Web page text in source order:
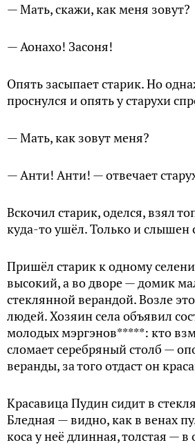
— Мать, скажи, как меня зовут?
— Аонахо! Засоня!
Опять засыпает старик. Но
проснулся и опять у старухи
— Мать, как зовут меня?
— Анти! Анти! — отвечает
Вскочил старик, оделся, взял
куда-то ушёл. Только и слышен
Пришёл старик к одному
высокий, а во дворе — домик
стеклянной верандой. Возле
людей. Хозяин села объявил
молодых мэргэнов*****: кто
сломает серебряный столб —
веранды, за того отдаст он
Красавица Пудин сидит в
Бледная — видно, как в венах
коса у неё длинная, толстая — в